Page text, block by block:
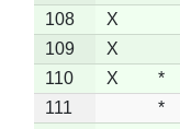
108
X
109
X
110
X *
111
*